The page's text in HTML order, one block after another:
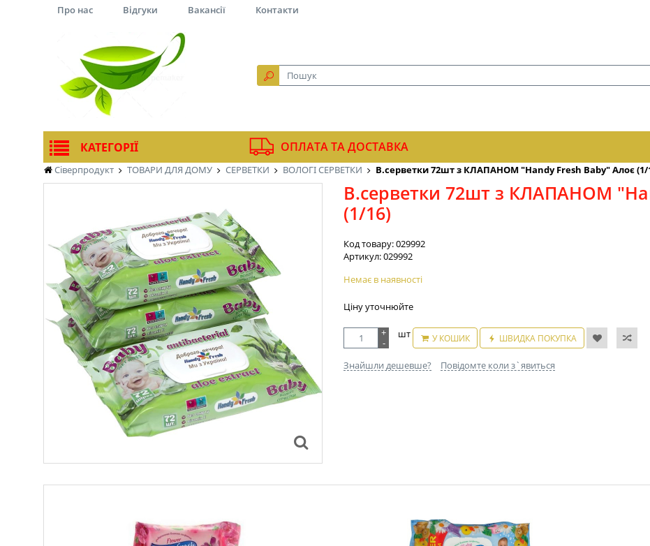
Сіверпродукт ТОВАРИ ДЛЯ ДОМУ СЕРВЕТКИ ВОЛОГІ СЕРВЕТКИ В.серветки 72шт з КЛАПАНОМ "Handy Fresh Baby" Алоє (1/
В.серветки 72шт з КЛАПАНОМ
(1/16)
Код товару:029992
Артикул:029992
Немає в наявності
Ціну уточнюйте
+
-
шт У КОШИК ШВИДКА ПОКУПКА
Знайшли дешевше? Повідомте коли з`явиться
Про нас Відгуки Вакансії Контакти
КАТЕГОРІЇ ОПЛАТА ТА ДОСТАВКА